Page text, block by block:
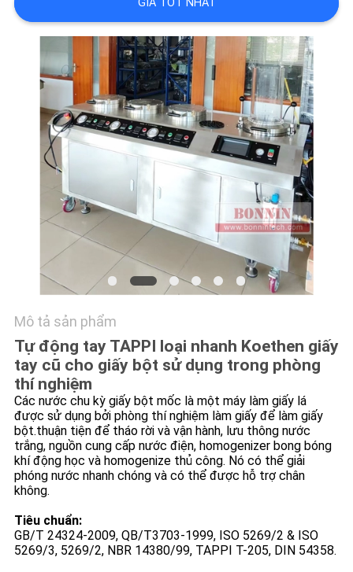
LƯỢNG
LIÊN
CHÚNG
CẦU
SƠ
ĐỒ
TRANG
WEB
PRIVACY
POLICY
GIÁ TỐT NHẤT
Mô tả sản phẩm
Tự động tay TAPPI loại nhanh Koethen giấy
tay cũ cho giấy bột sử dụng trong phòng
thí nghiệm
Các nước chu kỳ giấy bột mốc là một máy làm giấy lá
được sử dụng bởi phòng thí nghiệm làm giấy để làm giấy
bột.thuận tiện để tháo rời và vận hành, lưu thông nước
trắng, nguồn cung cấp nước điện, homogenizer bong bóng
khí động học và homogenize thủ công. Nó có thể giải
phóng nước nhanh chóng và có thể được hỗ trợ chân
không.
Tiêu chuẩn:
GB/T 24324-2009, QB/T3703-1999, ISO 5269/2 & ISO
5269/3, 5269/2, NBR 14380/99, TAPPI T-205, DIN 54358.